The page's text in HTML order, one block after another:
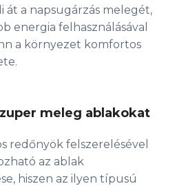
át a napsugárzás melegét,
energia felhasználásával
a környezet komfortos
meleg ablakokat
redőnyök felszerelésével
az ablak
hiszen az ilyen típusú